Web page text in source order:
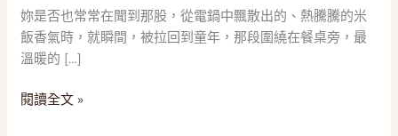
妳是否也常常在聞到那股，從電鍋中飄散出的、熱騰騰的米
飯香氣時，就瞬間，被拉回到童年，那段圍繞在餐桌旁，最
溫暖的 […]
麼
選？
2025
款
閱讀全文 »